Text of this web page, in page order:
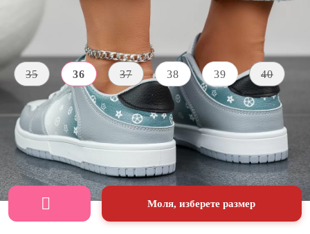
Размер на обувки: Таблица с размери
35 36 37 38 39 40
ЦВЯТ
Сиво
МАТЕРИАЛ
Екологична
кожа
ВИСОЧИНА
ПОДМЕТКАТА
Моля, изберете размер